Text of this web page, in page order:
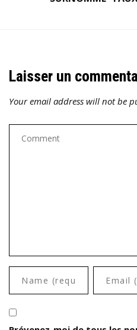
Laisser un
Your email address will not be